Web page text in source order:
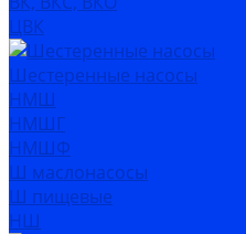
ЦВК
Шестеренные насосы
НМШ
НМШГ
НМШФ
Ш маслонасосы
Ш пищевые
НШ